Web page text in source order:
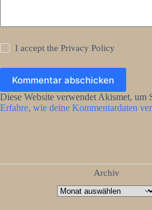
I accept thePrivacy Policy
Kommentar abschicken
Diese Website verwendet Akismet, um
Erfahre, wie deine Kommentardaten
Archiv